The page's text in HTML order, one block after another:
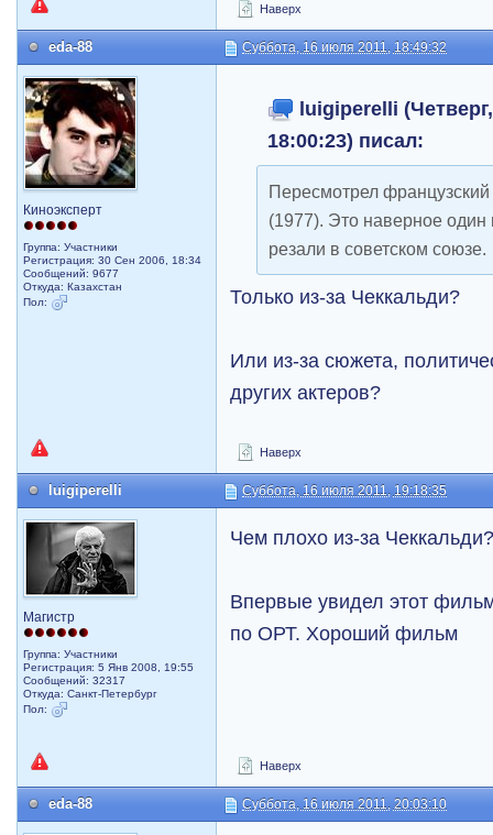
Наверх
eda-88 Суббота, 16 июля 2011, 18:49:32
Киноэксперт
Группа: Участники
Регистрация: 30 Сен 2006, 18:34
Сообщений: 9677
Откуда: Казахстан
Пол:
luigiperelli
18:00:23) писал:
Пересмотрел
(1977). Это наверное
резали в советском союзе.
Только из-за Чеккальди?
Или из-за сюжета,
других актеров?
Наверх
luigiperelli Суббота, 16 июля 2011, 19:18:35
Магистр
Группа: Участники
Регистрация: 5 Янв 2008, 19:55
Сообщений: 32317
Откуда: Санкт-Петербург
Пол:
Чем плохо из-за
Впервые увидел этот
по ОРТ. Хороший фильм
Наверх
eda-88 Суббота, 16 июля 2011, 20:03:10